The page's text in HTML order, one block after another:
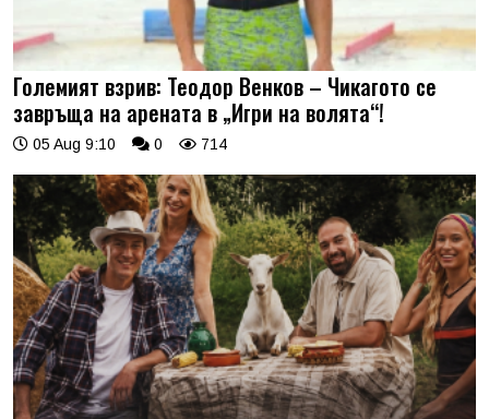
Големият взрив: Теодор Венков – Чикагото се
завръща на арената в „Игри на волята“!
05 Aug 9:10 0 714